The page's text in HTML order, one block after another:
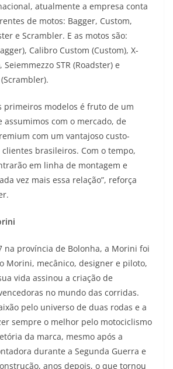
atualmente a empresa conta
de motos: Bagger, Custom,
e Scrambler. E as motos são:
Calibro Custom (Custom), X-
STR (Roadster) e
primeiros modelos é fruto de um
assumimos com o mercado, de
com um vantajoso custo-
brasileiros. Com o tempo,
em linha de montagem e
vez mais essa relação”, reforça
na província de Bolonha, a Morini foi
Morini, mecânico, designer e piloto,
vida assinou a criação de
no mundo das corridas.
pelo universo de duas rodas e a
sempre o melhor pelo motociclismo
da marca, mesmo após a
durante a Segunda Guerra e
anos depois, o que tornou